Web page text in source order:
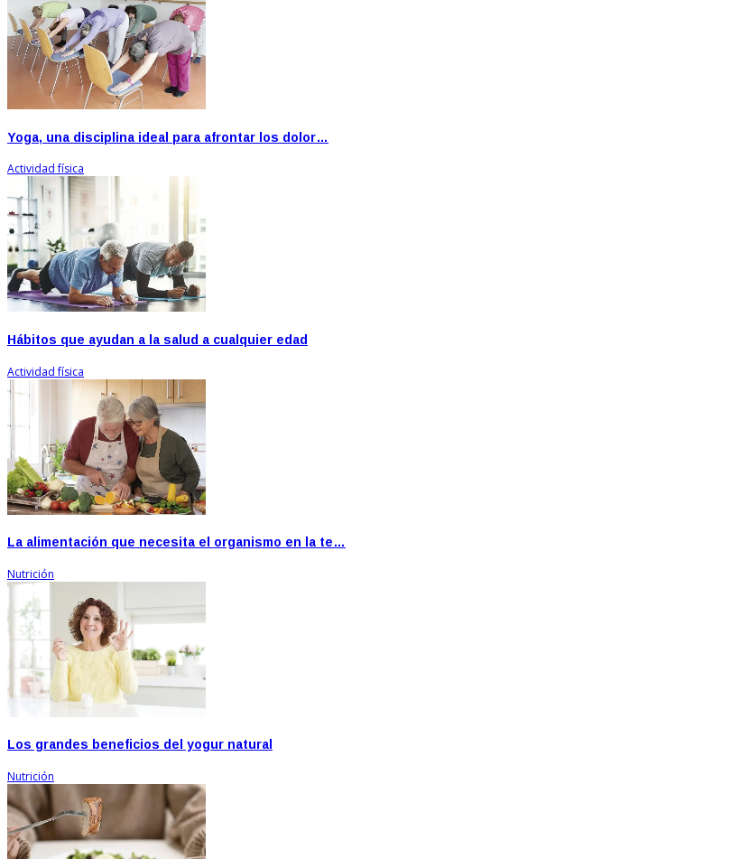
Yoga, una disciplina ideal para afrontar los dolor…
Actividad física
Hábitos que ayudan a la salud a cualquier edad
Actividad física
La alimentación que necesita el organismo en la te…
Nutrición
Los grandes beneficios del yogur natural
Nutrición